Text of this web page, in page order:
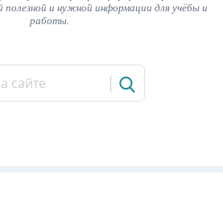
полезной и нужной информации для учёбы и
работы.